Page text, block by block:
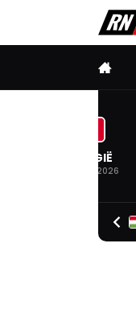
BELGIË
19 JUL. 2026